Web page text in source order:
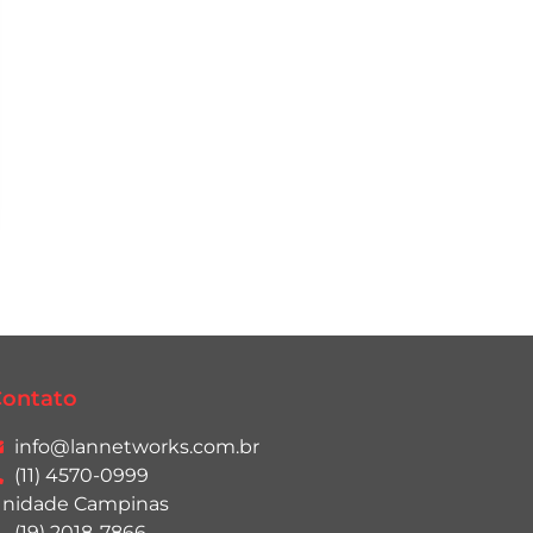
info@lannetworks.com.br
(11) 4570-0999
Campinas